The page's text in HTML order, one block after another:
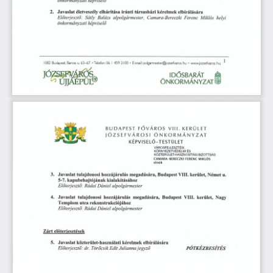
2. Javaslat életveszély elhárítása iránti társasházi kérelmek elbírálására
Előterjesztő: Sátly Balázs alpolgármester, Camara-Bereczki Ferenc Miklós helyi
önkormányzati képviselő
1082 Budapest, Baross u. 63-67. ’Telefon: 06 459 2100 • E-mail:polgarmester@jozsefvaros.hu • www.jozsefoaros.hu
JÓZSEFVÁROS- IDŐSBARÁT
Ä
o ÚJJÁÉPÜL^ ÖNKORMÁNYZAT©